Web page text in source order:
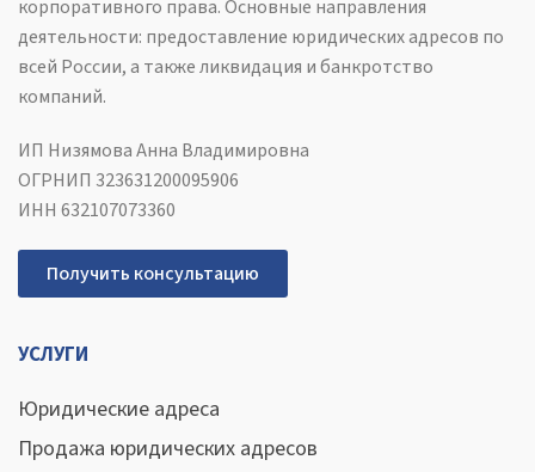
корпоративного права. Основные направления
деятельности: предоставление юридических адресов по
всей России, а также ликвидация и банкротство
компаний.
ИП Низямова Анна Владимировна
ОГРНИП 323631200095906
ИНН 632107073360
Получить консультацию
УСЛУГИ
Юридические адреса
Продажа юридических адресов